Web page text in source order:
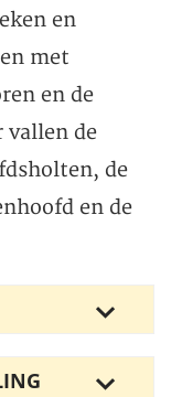
en
met
en de
vallen de
de
en de